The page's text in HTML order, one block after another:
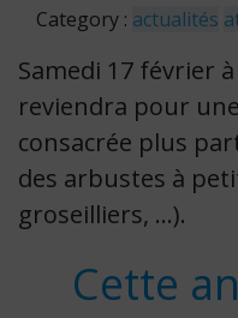
Category : actualités
Samedi 17 février
reviendra pour
consacrée plus
des arbustes à
groseilliers, …).
Cette